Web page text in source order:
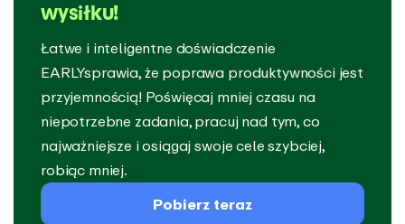
wysiłku!
Łatwe i inteligentne doświadczenie
EARLYsprawia, że poprawa produktywności jest
przyjemnością! Poświęcaj mniej czasu na
niepotrzebne zadania, pracuj nad tym, co
najważniejsze i osiągaj swoje cele szybciej,
robiąc mniej.
Pobierz teraz